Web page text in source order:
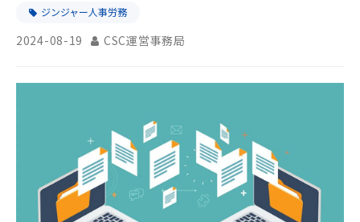
ジンジャー人事労務
2024-08-19 CSC運営事務局